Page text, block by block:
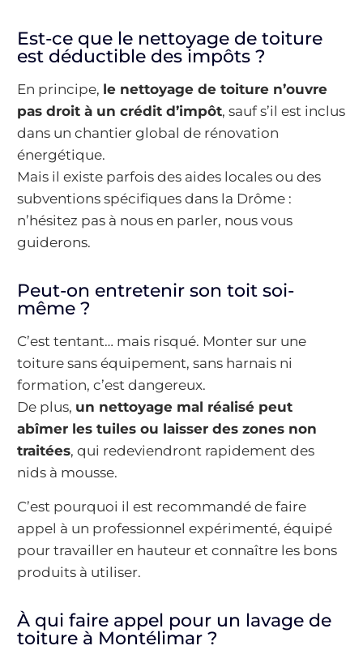
Est-ce que le nettoyage de toiture
est déductible des impôts ?
En principe, le nettoyage de toiture n’ouvre
pas droit à un crédit d’impôt, sauf s’il est inclus
dans un chantier global de rénovation
énergétique.
Mais il existe parfois des aides locales ou des
subventions spécifiques dans la Drôme :
n’hésitez pas à nous en parler, nous vous
guiderons.
Peut-on entretenir son toit soi-
même ?
C’est tentant… mais risqué. Monter sur une
toiture sans équipement, sans harnais ni
formation, c’est dangereux.
De plus, un nettoyage mal réalisé peut
abîmer les tuiles ou laisser des zones non
traitées, qui redeviendront rapidement des
nids à mousse.
C’est pourquoi il est recommandé de faire
appel à un professionnel expérimenté, équipé
pour travailler en hauteur et connaître les bons
produits à utiliser.
À qui faire appel pour un lavage de
toiture à Montélimar ?